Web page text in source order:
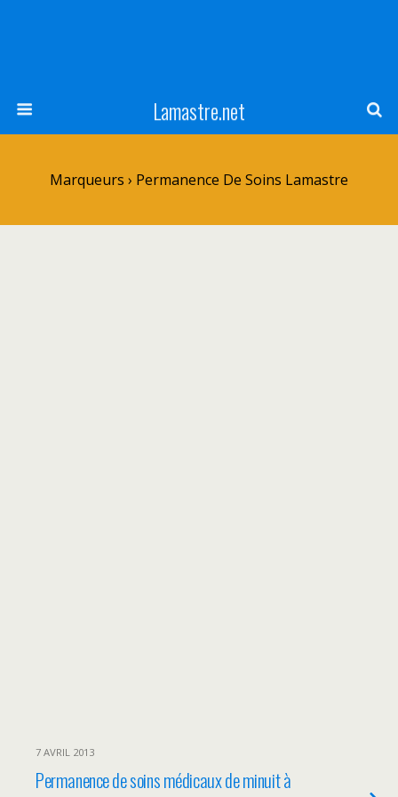
Lamastre.net
Marqueurs › Permanence De Soins Lamastre
7 AVRIL 2013
Permanence de soins médicaux de minuit à